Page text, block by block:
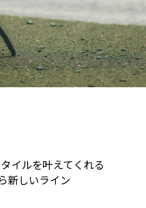
イルを叶えてくれる
新しいライン